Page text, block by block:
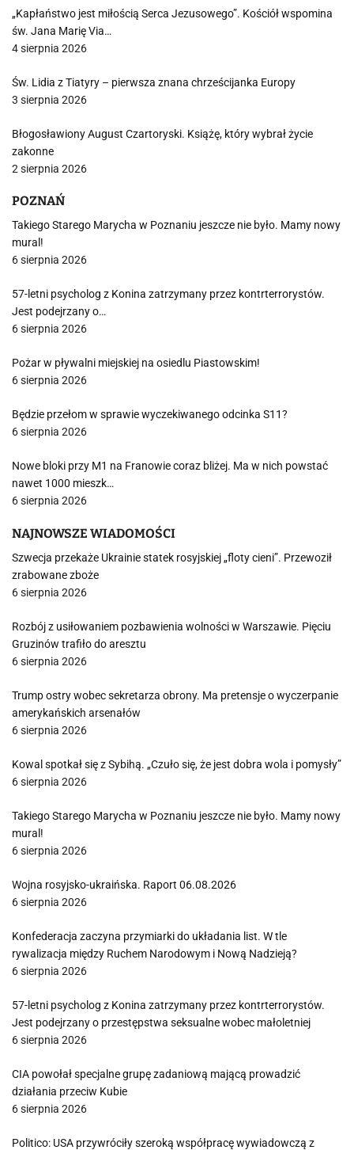
„Kapłaństwo jest miłością Serca Jezusowego”. Kościół wspomina
św. Jana Marię Via…
4 sierpnia 2026
Św. Lidia z Tiatyry – pierwsza znana chrześcijanka Europy
3 sierpnia 2026
Błogosławiony August Czartoryski. Książę, który wybrał życie
zakonne
2 sierpnia 2026
POZNAŃ
Takiego Starego Marycha w Poznaniu jeszcze nie było. Mamy nowy
mural!
6 sierpnia 2026
57-letni psycholog z Konina zatrzymany przez kontrterrorystów.
Jest podejrzany o…
6 sierpnia 2026
Pożar w pływalni miejskiej na osiedlu Piastowskim!
6 sierpnia 2026
Będzie przełom w sprawie wyczekiwanego odcinka S11?
6 sierpnia 2026
Nowe bloki przy M1 na Franowie coraz bliżej. Ma w nich powstać
nawet 1000 mieszk…
6 sierpnia 2026
NAJNOWSZE WIADOMOŚCI
Szwecja przekaże Ukrainie statek rosyjskiej „floty cieni”. Przewoził
zrabowane zboże
6 sierpnia 2026
Rozbój z usiłowaniem pozbawienia wolności w Warszawie. Pięciu
Gruzinów trafiło do aresztu
6 sierpnia 2026
Trump ostry wobec sekretarza obrony. Ma pretensje o wyczerpanie
amerykańskich arsenałów
6 sierpnia 2026
Kowal spotkał się z Sybihą. „Czuło się, że jest dobra wola i pomysły”
6 sierpnia 2026
Takiego Starego Marycha w Poznaniu jeszcze nie było. Mamy nowy
mural!
6 sierpnia 2026
Wojna rosyjsko-ukraińska. Raport 06.08.2026
6 sierpnia 2026
Konfederacja zaczyna przymiarki do układania list. W tle
rywalizacja między Ruchem Narodowym i Nową Nadzieją?
6 sierpnia 2026
57-letni psycholog z Konina zatrzymany przez kontrterrorystów.
Jest podejrzany o przestępstwa seksualne wobec małoletniej
6 sierpnia 2026
CIA powołał specjalne grupę zadaniową mającą prowadzić
działania przeciw Kubie
6 sierpnia 2026
Politico: USA przywróciły szeroką współpracę wywiadowczą z